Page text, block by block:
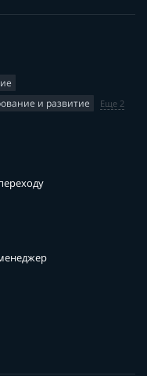
и развитие
Еще 2